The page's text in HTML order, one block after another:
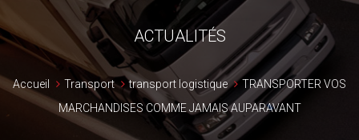
ACTUALITÉS
Accueil Transport transport logistique
TRANSPORTER VOS
MARCHANDISES COMME JAMAIS AUPARAVANT